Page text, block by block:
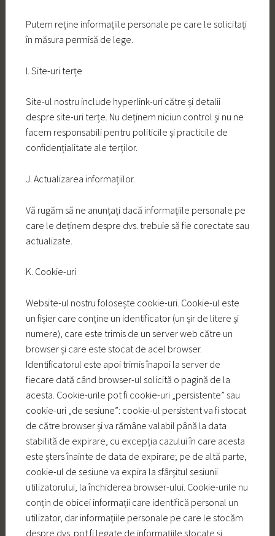
Putem reține informațiile personale pe care le solicitați
în măsura permisă de lege.
I. Site-uri terțe
Site-ul nostru include hyperlink-uri către și detalii
despre site-uri terțe. Nu deținem niciun control și nu ne
facem responsabili pentru politicile și practicile de
confidențialitate ale terților.
J. Actualizarea informațiilor
Vă rugăm să ne anunțați dacă informațiile personale pe
care le deținem despre dvs. trebuie să fie corectate sau
actualizate.
K. Cookie-uri
Website-ul nostru folosește cookie-uri. Cookie-ul este
un fișier care conține un identificator (un șir de litere și
numere), care este trimis de un server web către un
browser și care este stocat de acel browser.
Identificatorul este apoi trimis înapoi la server de
fiecare dată când browser-ul solicită o pagină de la
acesta. Cookie-urile pot fi cookie-uri „persistente” sau
cookie-uri „de sesiune”: cookie-ul persistent va fi stocat
de către browser și va rămâne valabil până la data
stabilită de expirare, cu excepția cazului în care acesta
este șters înainte de data de expirare; pe de altă parte,
cookie-ul de sesiune va expira la sfârșitul sesiunii
utilizatorului, la închiderea browser-ului. Cookie-urile nu
conțin de obicei informații care identifică personal un
utilizator, dar informațiile personale pe care le stocăm
despre dvs. pot fi legate de informațiile stocate și